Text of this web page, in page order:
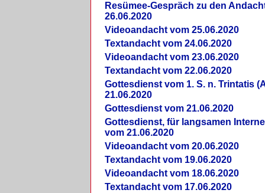
Re­sü­mee-Gespräch zu den
26.06.2020
Videoandacht vom 25.06.2020
Textandacht vom 24.06.2020
Videoandacht vom 23.06.2020
Textandacht vom 22.06.2020
Gottesdienst vom 1. S. n. Trintatis
21.06.2020
Gottesdienst vom 21.06.2020
Gottesdienst, für langsamen
vom 21.06.2020
Videoandacht vom 20.06.2020
Textandacht vom 19.06.2020
Videoandacht vom 18.06.2020
Textandacht vom 17.06.2020